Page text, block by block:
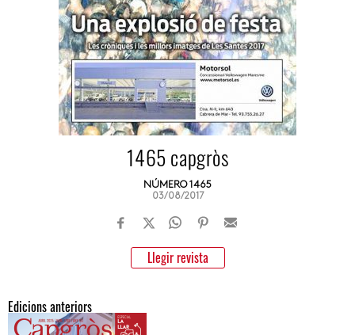
1465 capgròs
NÚMERO 1465
03/08/2017
Llegir revista
Edicions anteriors